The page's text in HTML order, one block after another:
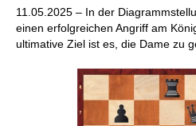
11.05.2025 – In der
einen erfolgreichen Angriff am
ultimative Ziel ist es, die Dame zu